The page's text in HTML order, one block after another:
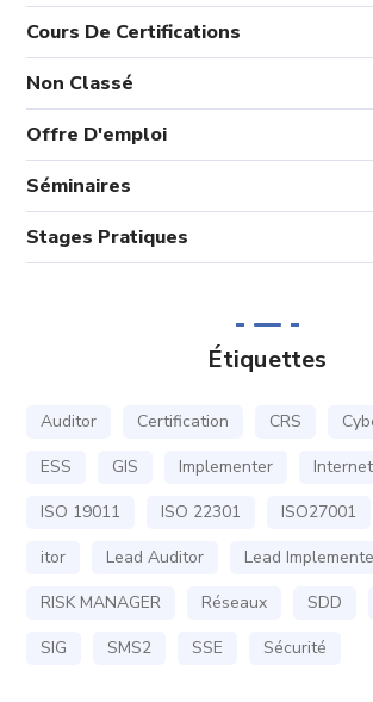
Cours De Certifications
Non Classé
Offre D'emploi
Séminaires
Stages Pratiques
Étiquettes
Auditor Certification CRS
ESS
GIS Implementer
Internet
ISO 19011
ISO 22301 ISO27001
itor
Lead Auditor Lead
RISK MANAGER
Réseaux SDD
SIG
SMS2 SSE Sécurité